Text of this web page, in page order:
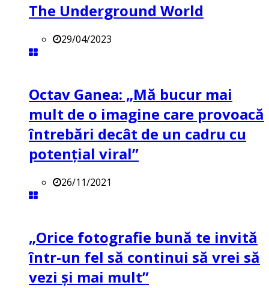
The Underground World
29/04/2023
Octav Ganea: „Mă bucur mai
mult de o imagine care provoacă
întrebări decât de un cadru cu
potenţial viral”
26/11/2021
„Orice fotografie bună te invită
într-un fel să continui să vrei să
vezi și mai mult”